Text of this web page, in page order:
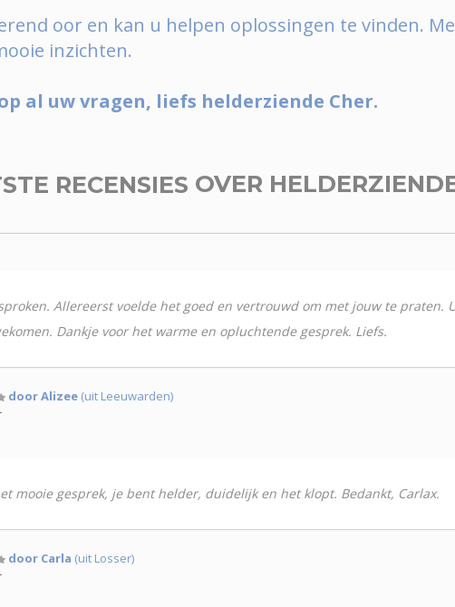
oor en kan u helpen oplossingen te vinden.
inzichten.
al uw vragen, liefs helderziende Cher.
RECENSIES OVER
Allereerst voelde het goed en vertrouwd om met jouw te
Dankje voor het warme en opluchtende gesprek. Liefs.
door Alizee (uit Leeuwarden)
mooie gesprek, je bent helder, duidelijk en het klopt. Bedankt, Carlax.
door Carla (uit Losser)